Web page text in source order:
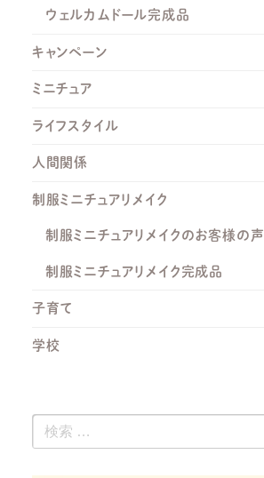
ウェルカムドール完成品
キャンペーン
ミニチュア
ライフスタイル
人間関係
制服ミニチュアリメイク
制服ミニチュアリメイクのお客様の声
制服ミニチュアリメイク完成品
子育て
学校